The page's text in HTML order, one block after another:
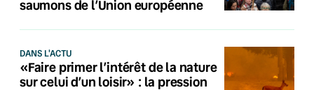
saumons de l’Union européenne
DANS L'ACTU
«Faire primer l’intérêt de la nature
sur celui d’un loisir» : la pression